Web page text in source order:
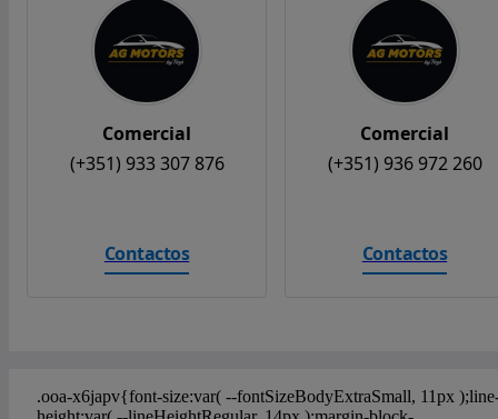
Comercial
(+351) 933 307 876
Contactos
Comercial
(+351) 936 972 260
Contactos